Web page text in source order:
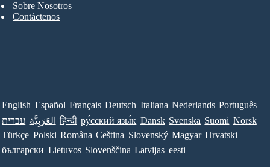
Sobre Nosotros
Contáctenos
English Español Français Deutsch Italiana Nederlands Português
עברית العَرَبِيَّة हिन्दी ру́сский язы́к Dansk Svenska Suomi Norsk
Türkçe Polski Româna Ceština Slovenský Magyar Hrvatski
български Lietuvos Slovenščina Latvijas eesti